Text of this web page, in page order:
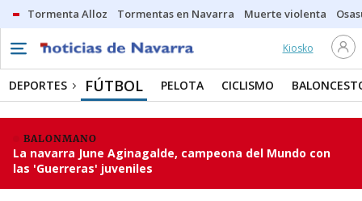
Tormenta Alloz Tormentas en Navarra Muerte violenta
Kiosko
DEPORTES FÚTBOL PELOTA CICLISMO
BALONMANO
La navarra June Aginagalde, campeona del Mundo con
las 'Guerreras' juveniles